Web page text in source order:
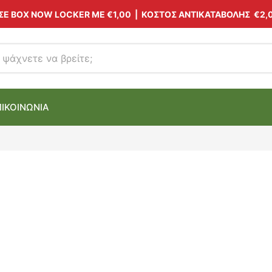
NOW LOCKER ΜΕ €1,00 | ΚΟΣΤΟΣ ΑΝΤΙΚΑΤΑΒΟΛΗΣ